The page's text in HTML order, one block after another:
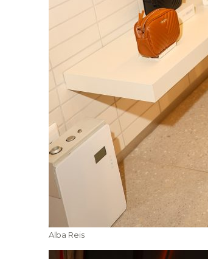
Alba Reis